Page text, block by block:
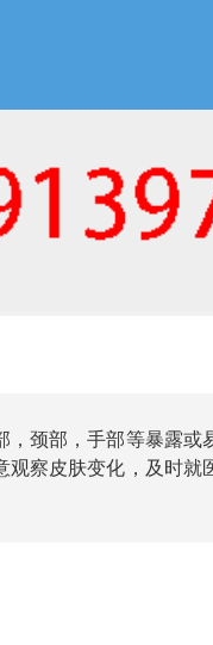
颈部，手部等暴露或
察皮肤变化，及时就